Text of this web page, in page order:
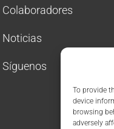
To provide
device
browsing
adversely
Colaboradores
Noticias
Síguenos